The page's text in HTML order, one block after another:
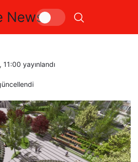
News
Esentepe’de
11:00 yayınlandı